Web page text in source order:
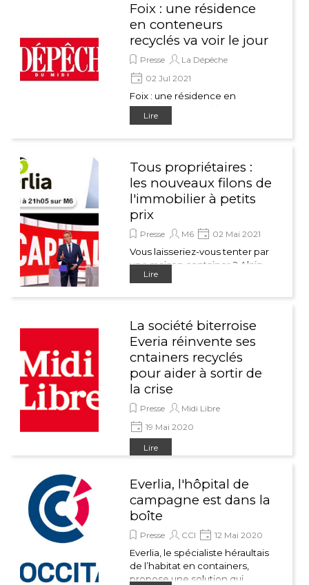
Foix : une résidence
en conteneurs
recyclés va voir le jour
Presse
La Dépêche
02 Jul 2021
Foix : une résidence en
conteneurs recyclés va voir le
jour à la cité Pierre-Faur
Lire
Tous propriétaires :
les nouveaux filons de
l'immobilier à petits
prix
Presse M6 02 Mai 2021
Vous laisseriez-vous tenter par
une maison container ? Alain
et Corinne l’ont fait et leur rêve
Lire
La société biterroise
Everia réinvente ses
cntainers recyclés
pour aider à sortir de
la crise
Presse
Midi Libre
19 Mai 2020
Lire
Everlia, l'hôpital de
campagne est dans la
boîte
Presse CCI 12 Mai 2020
Everlia, le spécialiste héraultais
de l’habitat en containers,
propose une solution qui